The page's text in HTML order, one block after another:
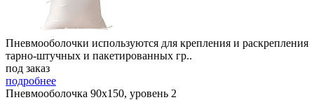
Пневмооболочки используются для крепления и раскрепления
тарно-штучных и пакетированных гр..
под заказ
подробнее
Пневмооболочка 90х150, уровень 2